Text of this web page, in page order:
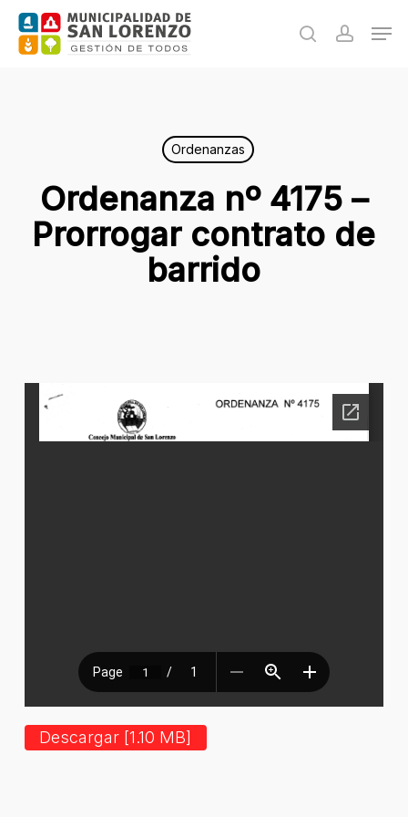
Skip
search
Ordenanzas
Ordenanza nº 4175 –
Prorrogar contrato de
barrido
Descargar [1.10 MB]